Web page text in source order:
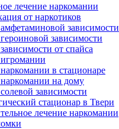
лечение наркомании
от наркотиков
зависимости
зависимости
от спайса
в стационаре
на дому
зависимости
стационар в Твери
лечение наркомании